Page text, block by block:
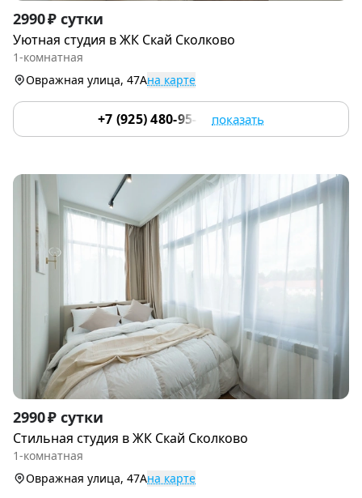
Item
1
of
2990 ₽ сутки
Уютная студия в ЖК Скай Сколково
1-комнатная
Овражная улица, 47Ана карте
+7 (925) 480-95-17 показать
Item
1
of
9
2990 ₽ сутки
Стильная студия в ЖК Скай Сколково
1-комнатная
Овражная улица, 47Ана карте